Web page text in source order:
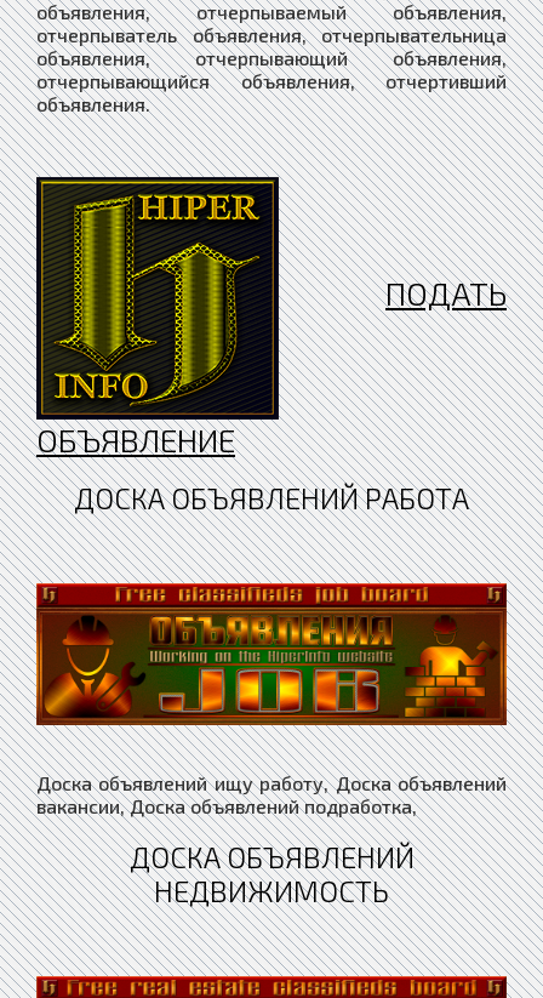
ПОДАТЬ
ОБЪЯВЛЕНИЕ
ДОСКА ОБЪЯВЛЕНИЙ РАБОТА
Доска объявлений ищу работу, Доска объявлений
вакансии, Доска объявлений подработка,
ДОСКА ОБЪЯВЛЕНИЙ
НЕДВИЖИМОСТЬ